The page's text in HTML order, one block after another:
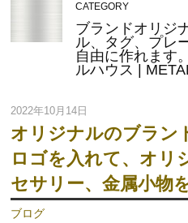
CATEGORY
ブランドオリジ
ル、タグ、プレ
自由に作れます
ルハウス |
2022年10月14日
オリジナルのブラン
ロゴを入れて、オリ
セサリー、金属小物
ブログ